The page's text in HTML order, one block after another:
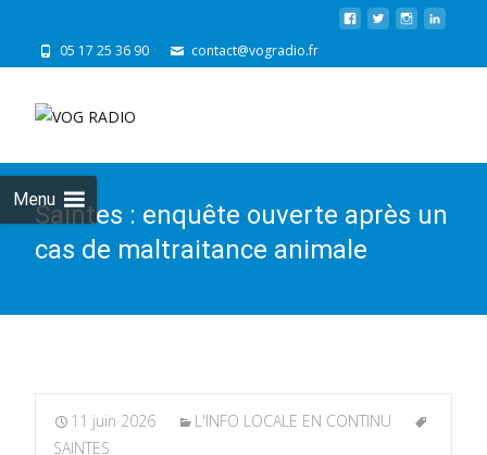
05 17 25 36 90 contact@vogradio.fr
Menu
Saintes : enquête ouverte après un
cas de maltraitance animale
11 juin 2026
L'INFO LOCALE EN CONTINU
SAINTES